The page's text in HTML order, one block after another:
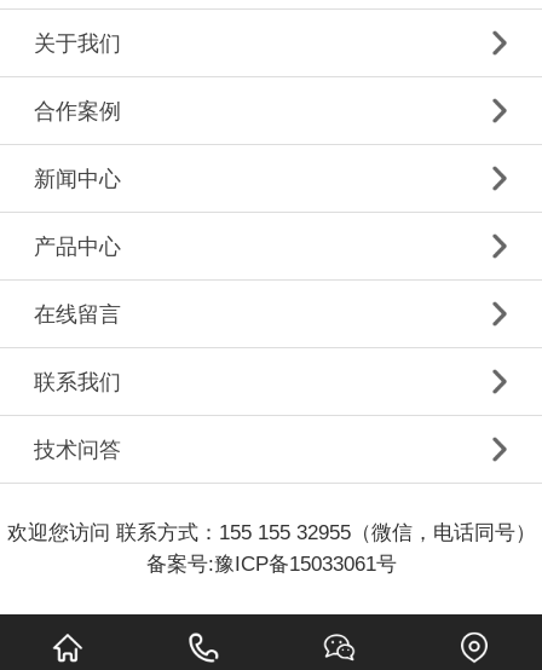
关于我们
合作案例
新闻中心
产品中心
在线留言
联系我们
技术问答
欢迎您访问 联系方式：155 155 32955（微信，电话同号）
备案号:豫ICP备15033061号